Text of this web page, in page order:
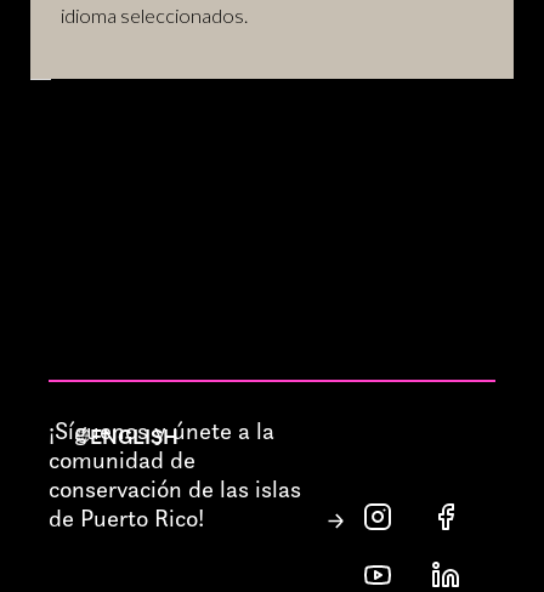
idioma seleccionados.
ENGLISH
¡Síguenos y únete a la
comunidad de
conservación de las islas
de Puerto Rico!